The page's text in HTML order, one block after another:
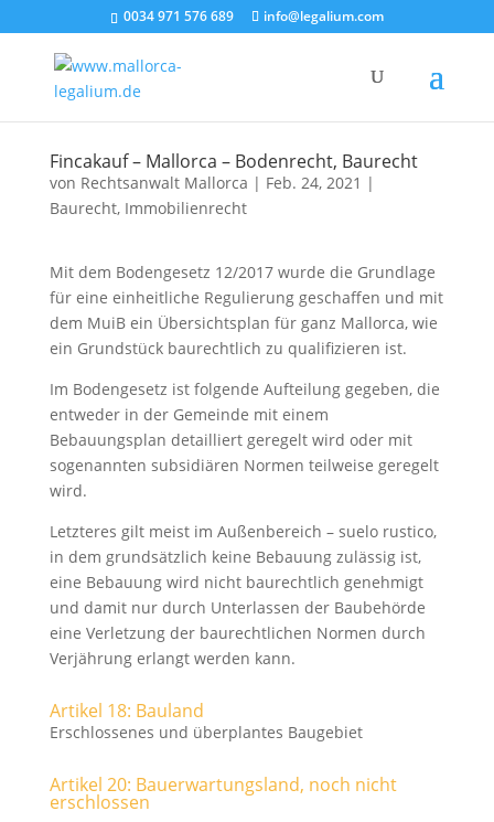
0034 971 576 689 info@legalium.com
Fincakauf – Mallorca – Bodenrecht, Baurecht
von Rechtsanwalt Mallorca | Feb. 24, 2021 |
Baurecht, Immobilienrecht
Mit dem Bodengesetz 12/2017 wurde die Grundlage
für eine einheitliche Regulierung geschaffen und mit
dem MuiB ein Übersichtsplan für ganz Mallorca, wie
ein Grundstück baurechtlich zu qualifizieren ist.
Im Bodengesetz ist folgende Aufteilung gegeben, die
entweder in der Gemeinde mit einem
Bebauungsplan detailliert geregelt wird oder mit
sogenannten subsidiären Normen teilweise geregelt
wird.
Letzteres gilt meist im Außenbereich – suelo rustico,
in dem grundsätzlich keine Bebauung zulässig ist,
eine Bebauung wird nicht baurechtlich genehmigt
und damit nur durch Unterlassen der Baubehörde
eine Verletzung der baurechtlichen Normen durch
Verjährung erlangt werden kann.
Artikel 18: Bauland
Erschlossenes und überplantes Baugebiet
Artikel 20: Bauerwartungsland, noch nicht
erschlossen